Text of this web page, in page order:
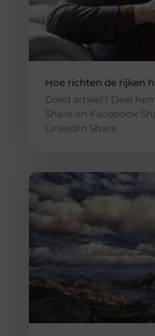
Hoe richten de rijken
Goed artikel? Deel
Share on Facebook
LinkedIn Share